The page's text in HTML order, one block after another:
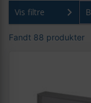
Vis filtre
Fandt 88 produkter